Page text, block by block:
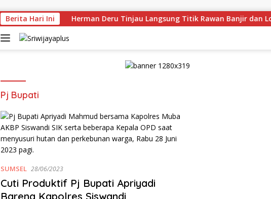
Berita Hari Ini
Herman Deru Tinjau Langsung Titik Rawan Banjir dan
Pj Bupati
SUMSEL 28/06/2023
Cuti Produktif Pj Bupati Apriyadi
Bareng Kapolres Siswandi